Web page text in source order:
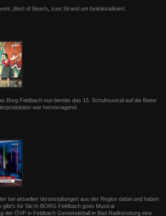
„Best of Beach„ zum Strand um funktionalisiert.
Borg Feldbach nun bereits das 15. Schulmusical auf die Beine
war hervorragend.
bei aktuellen Veranstaltungen aus der Region dabei und haben
für Sie:/n BORG Feldbach goes Musical
der ÖVP in Feldbach Gemeindeball in Bad Radkersburg eine